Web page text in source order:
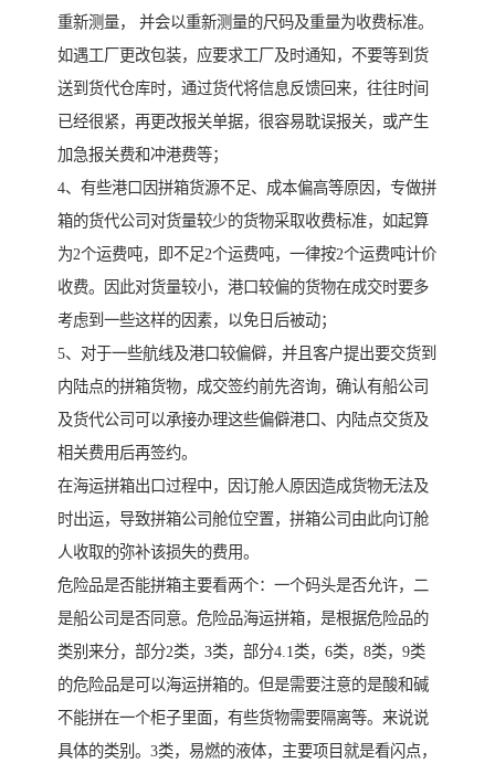
重新测量， 并会以重新测量的尺码及重量为收费标准。
如遇工厂更改包装，应要求工厂及时通知，不要等到货
送到货代仓库时，通过货代将信息反馈回来，往往时间
已经很紧，再更改报关单据，很容易耽误报关，或产生
加急报关费和冲港费等；
4、有些港口因拼箱货源不足、成本偏高等原因，专做拼
箱的货代公司对货量较少的货物采取收费标准，如起算
为2个运费吨，即不足2个运费吨，一律按2个运费吨计价
收费。因此对货量较小，港口较偏的货物在成交时要多
考虑到一些这样的因素，以免日后被动；
5、对于一些航线及港口较偏僻，并且客户提出要交货到
内陆点的拼箱货物，成交签约前先咨询，确认有船公司
及货代公司可以承接办理这些偏僻港口、内陆点交货及
相关费用后再签约。
在海运拼箱出口过程中，因订舱人原因造成货物无法及
时出运，导致拼箱公司舱位空置，拼箱公司由此向订舱
人收取的弥补该损失的费用。
危险品是否能拼箱主要看两个：一个码头是否允许，二
是船公司是否同意。危险品海运拼箱，是根据危险品的
类别来分，部分2类，3类，部分4.1类，6类，8类，9类
的危险品是可以海运拼箱的。但是需要注意的是酸和碱
不能拼在一个柜子里面，有些货物需要隔离等。来说说
具体的类别。3类，易燃的液体，主要项目就是看闪点，